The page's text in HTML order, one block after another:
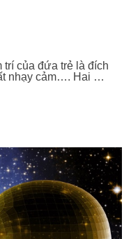
trí của đứa trẻ là đích
nhạy cảm…. Hai …